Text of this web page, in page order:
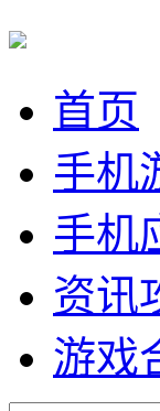
首页
手机
手机
资讯
游戏